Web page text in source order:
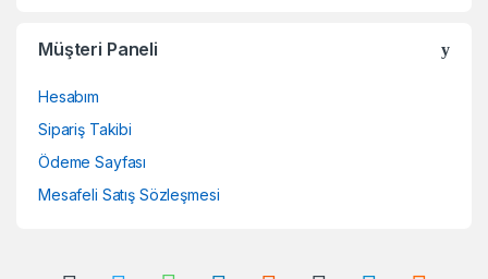
Müşteri Paneli
Hesabım
Sipariş Takibi
Ödeme Sayfası
Mesafeli Satış Sözleşmesi